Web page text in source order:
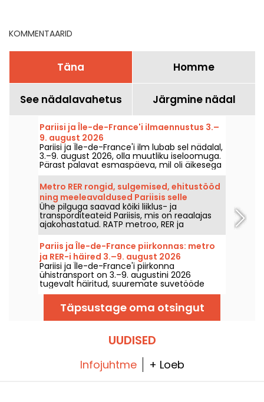
KOMMENTAARID
Täna Homme
See nädalavahetus Järgmine nädal
Pariisi ja Île-de-France'i ilmaennustus 3.–
9. august 2026
Pariisi ja Île-de-France'i ilm lubab sel nädalal,
3.–9. august 2026, olla muutliku iseloomuga.
Pärast palavat esmaspäeva, mil oli äikesega
oht, langevad temperatuurid järk‑järgult
tagasi, enne kui nädalavahetusel naaseb
soojem ja päikeseline ilm.
Metro RER rongid, sulgemised, ehitustööd
ning meeleavaldused Pariisis selle
Laupäev, 8. august 2026 hool.
Ühe pilguga saavad kõiki liiklus- ja
transporditeateid Pariisis, mis on reaalajas
ajakohastatud. RATP metroo, RER ja
Transilien, tööde teostamine, liikluskorraldus,
suured sündmused ja demonstratsioonid –
pakume teile kogu praktilise teabe, mida
enne linnast välja astumist Pariisis teada
soovite Laupäev, 8. august 2026.
Pariis ja Île-de-France piirkonnas: metro
ja RER-i häired 3.–9. august 2026
Pariisi ja Île-de-France'i piirkonna
ühistransport on 3.–9. augustini 2026
tugevalt häiritud, suuremate suvetööde
tõttu, mis mõjutavad väga tugevalt teatud
liine, teatasid RATP ja SNCF.
Täpsustage oma otsingut
UUDISED
Infojuhtme + Loeb